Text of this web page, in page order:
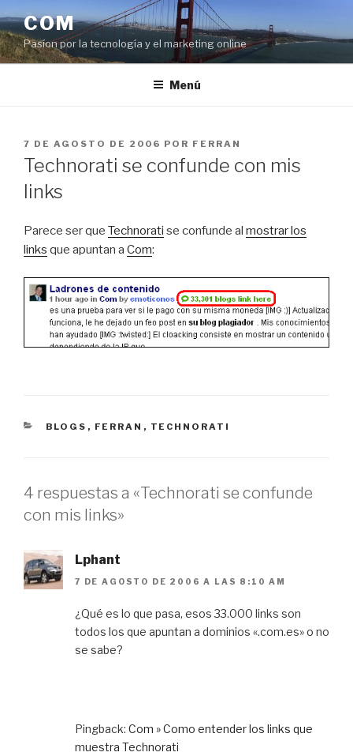
al
contenido
COM
Pasíon por la tecnología y el marketing online
Menú
PUBLICADO
EL
7 DE AGOSTO DE 2006 POR FERRAN
Technorati se confunde con mis
links
Parece ser que Technorati se confunde al mostrar los
links que apuntan a Com:
CATEGORÍAS
BLOGS , FERRAN , TECHNORATI
4 respuestas a «Technorati se confunde
con mis links»
Lphant
7 DE AGOSTO DE 2006 A LAS 8:10 AM
¿Qué es lo que pasa, esos 33.000 links son
todos los que apuntan a dominios «.com.es» o no
se sabe?
Pingback: Com » Como entender los links que
muestra Technorati